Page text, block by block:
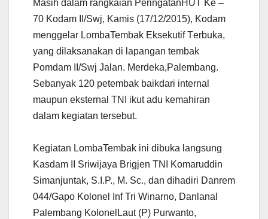
Masih dalam rangkaian PeringatanHUT Ke –
70 Kodam II /Swj, Kamis (17/12/2015), Kodam
menggelar LombaTembak EksekutifTerbuka,
yang dilaksanakan di lapangan tembak
Pomdam /Swj Jalan. Merdeka,Palembang.
Sebanyak 120 petembak baikdari internal
maupun eksternal TNI ikut adu kemahiran
dalam kegiatan tersebut.
Kegiatan LombaTembak ini dibuka langsung
Kasdam II Sriwijaya Brigjen TNI Komaruddin
Simanjuntak, S.I.P., M. Sc., dan dihadiri Danrem
044/Gapo Kolonel
Inf Tri Winarno, Danlanal
Palembang Kol onel Laut (P) Purwanto,